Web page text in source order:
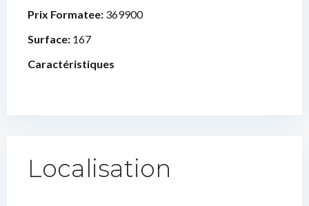
Prix Formatee: 369900
Surface: 167
Caractéristiques
Localisation